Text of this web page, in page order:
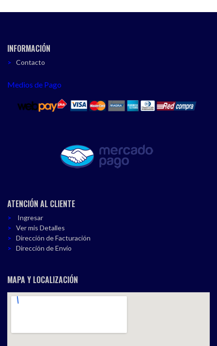
INFORMACIÓN
Contacto
Medios de Pago
ATENCIÓN AL CLIENTE
Ingresar
Ver mis Detalles
Dirección de Facturación
Dirección de Envío
MAPA Y LOCALIZACIÓN